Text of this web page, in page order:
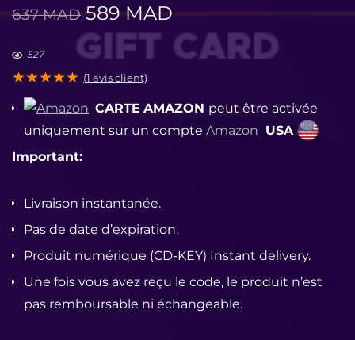
637MAD Le
prix
initial
était :
637 MAD.
589 MAD
prix
actuel
589 MAD.
527
★★★★★ (1 avis client)
CARTE AMAZON peut être activée
uniquement sur un compte Amazon USA
Important:
Livraison instantanée.
Pas de date d’expiration.
Produit numérique (CD-KEY) Instant delivery.
Une fois vous avez reçu le code, le produit n’est
pas remboursable ni échangeable.